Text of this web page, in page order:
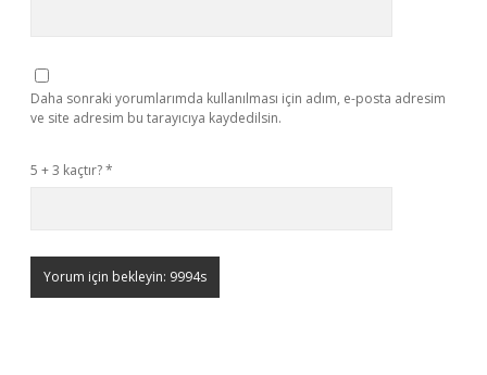
Daha sonraki yorumlarımda kullanılması için adım, e-posta adresim
ve site adresim bu tarayıcıya kaydedilsin.
5 + 3 kaçtır?*